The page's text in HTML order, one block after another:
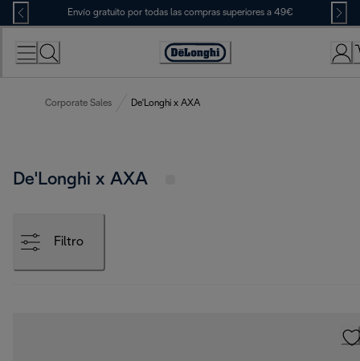
Skip
to
Content
Envío gratuito por todas las compras superiores a 49€
Accessibility
Corporate Sales De'Longhi x AXA
De'Longhi x AXA
Filtro